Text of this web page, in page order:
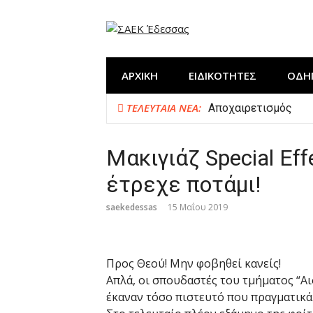
ΑΡΧΙΚΗ ΕΙΔΙΚΟΤΗΤΕΣ
ΤΕΛΕΥΤΑΊΑ ΝΈΑ: Αποχαιρετισμός
Η ΣΑΕΚ Έδεσσας
Κλείσιμο χρονιάς
Μακιγιάζ Special
έτρεχε ποτάμι!
saekedessas 15 Μαΐου 2019
Προς Θεού! Μην φοβηθεί κανείς!
Απλά, οι σπουδαστές του τμήματος
έκαναν τόσο πιστευτό που